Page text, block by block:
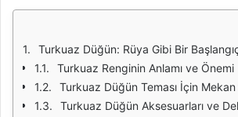
Turkuaz Düğün: Rüya Gibi Bir
Turkuaz Renginin Anlamı ve Önemi
Turkuaz Düğün Teması İçin
Turkuaz Düğün Aksesuarları ve